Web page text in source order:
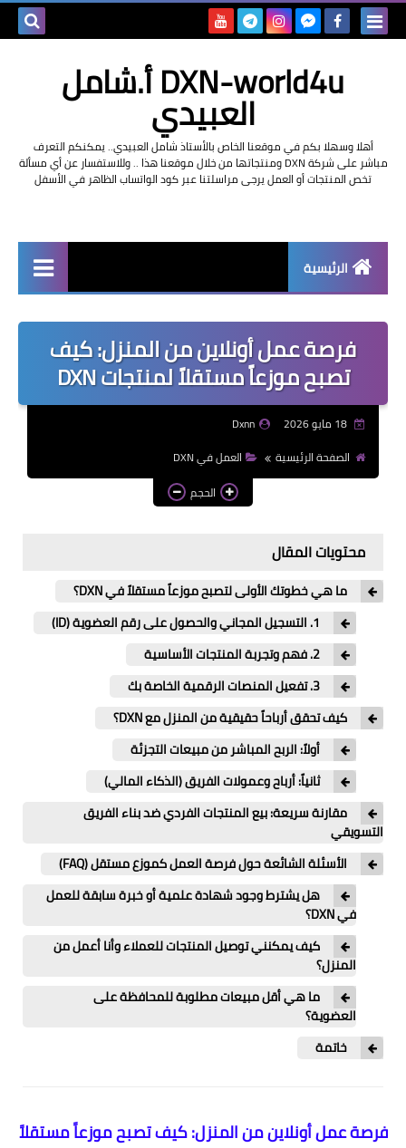
DXN-world4u أ.شامل
العبيدي
أهلا وسهلا بكم في موقعنا الخاص بالأستاذ شامل العبيدي.. يمكنكم التعرف
مباشر على شركة DXN ومنتجاتها من خلال موقعنا هذا .. وللاستفسار عن أي مسألة
تخص المنتجات أو العمل يرجى مراسلتنا عبر كود الواتساب الظاهر في الأسفل
الرئيسية
فرصة عمل أونلاين من المنزل: كيف
تصبح موزعاً مستقلاً لمنتجات DXN
18 مايو 2026
Dxnn
الصفحة الرئيسية
العمل في DXN
الحجم
محتويات المقال
ما هي خطوتك الأولى لتصبح موزعاً مستقلاً في DXN؟
1. التسجيل المجاني والحصول على رقم العضوية (ID)
2. فهم وتجربة المنتجات الأساسية
3. تفعيل المنصات الرقمية الخاصة بك
كيف تحقق أرباحاً حقيقية من المنزل مع DXN؟
أولاً: الربح المباشر من مبيعات التجزئة
ثانياً: أرباح وعمولات الفريق (الذكاء المالي)
مقارنة سريعة: بيع المنتجات الفردي ضد بناء الفريق
التسويقي
الأسئلة الشائعة حول فرصة العمل كموزع مستقل (FAQ)
هل يشترط وجود شهادة علمية أو خبرة سابقة للعمل
في DXN؟
كيف يمكنني توصيل المنتجات للعملاء وأنا أعمل من
المنزل؟
ما هي أقل مبيعات مطلوبة للمحافظة على
العضوية؟
خاتمة
فرصة عمل أونلاين من المنزل: كيف تصبح موزعاً مستقلاً